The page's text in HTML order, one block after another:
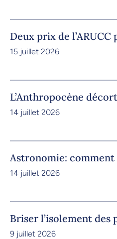
Deux prix de l’ARUCC
15 juillet 2026
L’Anthropocène
14 juillet 2026
Astronomie: comment
14 juillet 2026
Briser l’isolement des
9 juillet 2026